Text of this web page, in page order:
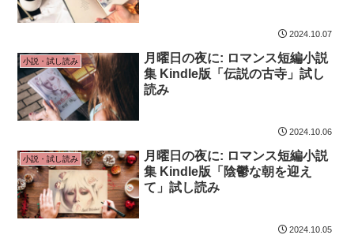
2024.10.07
小説・試し読み
月曜日の夜に: ロマンス短編小説
集 Kindle版「伝説の古寺」試し
読み
2024.10.06
小説・試し読み
月曜日の夜に: ロマンス短編小説
集 Kindle版「陰鬱な朝を迎え
て」試し読み
2024.10.05